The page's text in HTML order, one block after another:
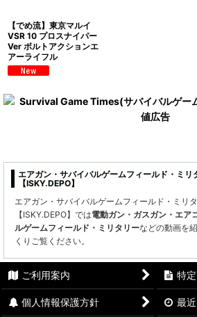
【でめ流】東京マルイ
VSR 10 プロスナイパー
Ver ボルトアクションエ
アーライフル
エアガン・サバイバルゲームフィールド・ミリ
【ISKY.DEPO】
エアガン・サバイバルゲームフィールド・ミリ
【ISKY.DEPO】では電動ガン・ガスガン・エア
ルゲームフィールド・ミリタリーなどの動画を
くりご覧ください。
ご利用案内 特
個人情報保護方針 最